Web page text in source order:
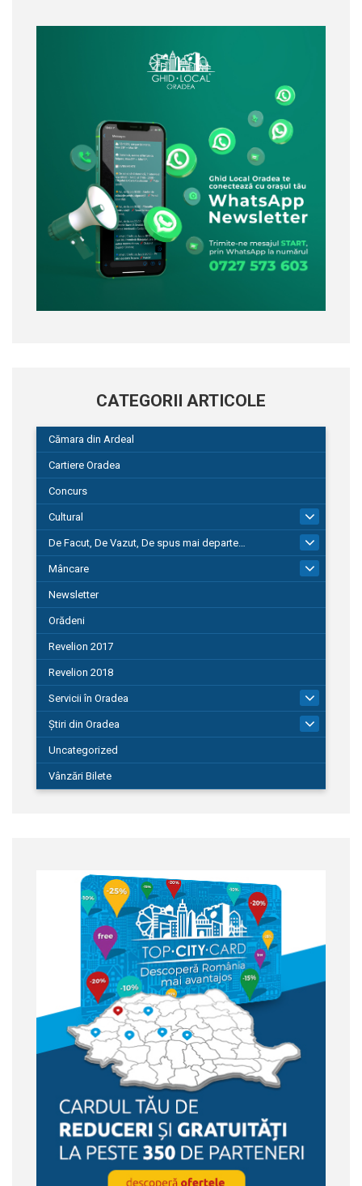
CATEGORII ARTICOLE
Cămara din Ardeal
Cartiere Oradea
Concurs
Cultural
De Facut, De Vazut, De spus mai departe…
580
Mâncare
Newsletter
Orădeni
Revelion 2017
Revelion 2018
Servicii în Oradea
Știri din Oradea
Uncategorized
Vânzări Bilete